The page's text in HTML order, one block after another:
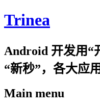
Trinea
Android 开发用“
“新秒”，各大应
Main menu